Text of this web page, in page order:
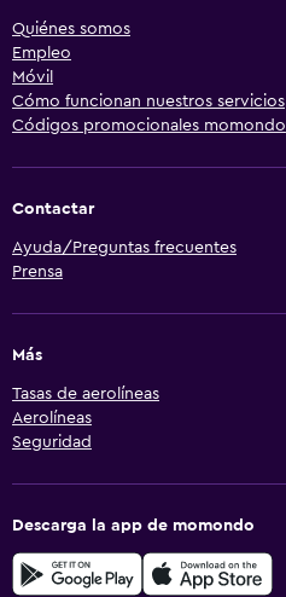
Quiénes somos
Empleo
Móvil
Cómo funcionan nuestros servicios
Códigos promocionales momondo
Contactar
Ayuda/Preguntas frecuentes
Prensa
Más
Tasas de aerolíneas
Aerolíneas
Seguridad
Descarga la app de momondo